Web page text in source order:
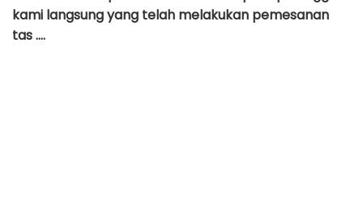
kami langsung yang telah melakukan pemesanan
tas ….